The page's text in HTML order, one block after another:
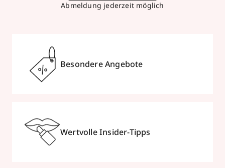
Abmeldung jederzeit möglich
Besondere Angebote
Wertvolle Insider-Tipps